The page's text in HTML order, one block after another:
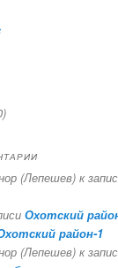
(Лепешев) к
Охотский
район-1
(Лепешев) к